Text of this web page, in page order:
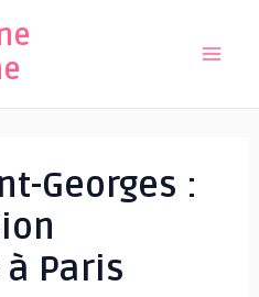
Georges :
Paris